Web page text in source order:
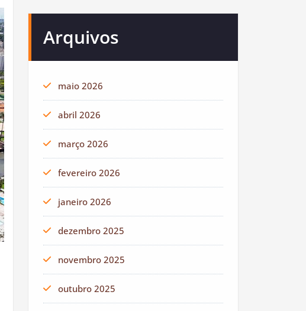
Arquivos
maio 2026
abril 2026
março 2026
fevereiro 2026
janeiro 2026
dezembro 2025
novembro 2025
outubro 2025